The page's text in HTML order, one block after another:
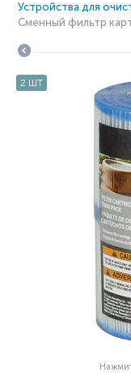
Устройства для
Сменный фильтр
2 ШТ